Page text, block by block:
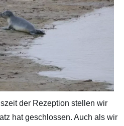
der Rezeption stellen wir
hat geschlossen. Auch als wir